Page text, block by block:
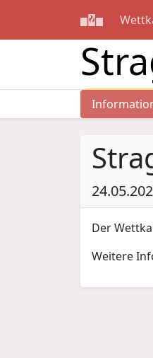
Der
Weitere